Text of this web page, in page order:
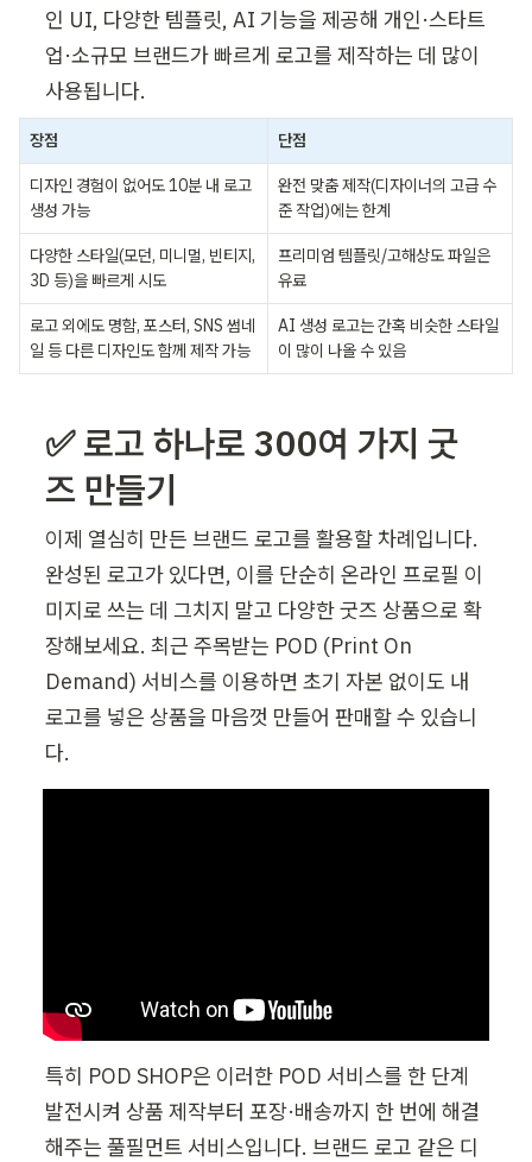
인 UI, 다양한 템플릿, AI 기능을 제공해 개인·스타트
업·소규모 브랜드가 빠르게 로고를 제작하는 데 많이
사용됩니다.
장점 단점
디자인 경험이 없어도 10분 내 로고
생성 가능
완전 맞춤 제작(디자이너의 고급 수
준 작업)에는 한계
다양한 스타일(모던, 미니멀, 빈티지,
3D 등)을 빠르게 시도
프리미엄 템플릿/고해상도 파일은
유료
로고 외에도 명함, 포스터, SNS 썸네
일 등 다른 디자인도 함께 제작 가능
AI 생성 로고는 간혹 비슷한 스타일
이 많이 나올 수 있음
✅ 로고 하나로 300여 가지 굿
즈 만들기
이제 열심히 만든 브랜드 로고를 활용할 차례입니다.
완성된 로고가 있다면, 이를 단순히 온라인 프로필 이
미지로 쓰는 데 그치지 말고 다양한 굿즈 상품으로 확
장해보세요. 최근 주목받는 POD (Print On
Demand) 서비스를 이용하면 초기 자본 없이도 내
로고를 넣은 상품을 마음껏 만들어 판매할 수 있습니
다.
특히 POD SHOP은 이러한 POD 서비스를 한 단계
발전시켜 상품 제작부터 포장·배송까지 한 번에 해결
해주는 풀필먼트 서비스입니다. 브랜드 로고 같은 디